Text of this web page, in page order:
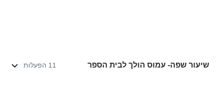
שיעור שפה- עמוס הולך לבית הספר 11 הפעלות